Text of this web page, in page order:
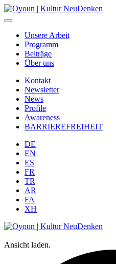
Unsere Arbeit
Programm
Beiträge
Über uns
Kontakt
Newsletter
News
Profile
Awareness
BARRIEREFREIHEIT
DE
EN
ES
FR
TR
AR
FA
XH
Ansicht laden.